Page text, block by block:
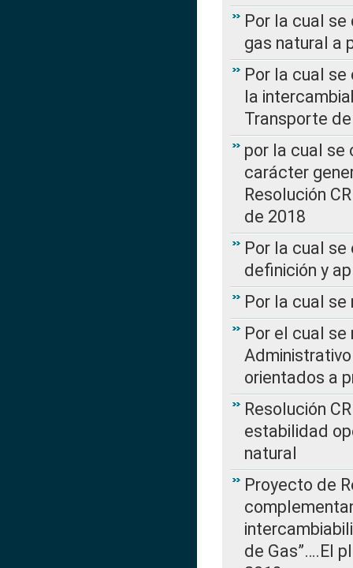
Por la cual
gas natural a
Por la cual
la
Transporte
por la cual se
carácter
Resolución
de 2018
Por la cual
definición y
Por la cual
Por el cual
orientados a
Resolución
estabilidad
natural
Proyecto de
de Gas”….El